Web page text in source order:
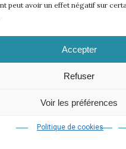
peut avoir un effet négatif sur
Accepter
Refuser
Voir les préférences
Politique de cookies